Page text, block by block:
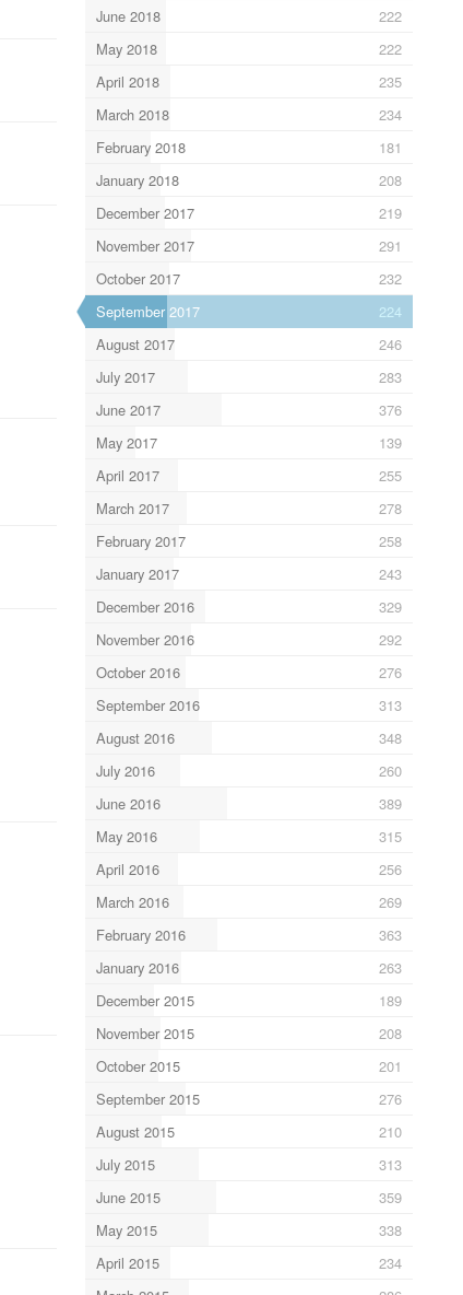
June 2018
222
May 2018
222
April 2018
235
March 2018
234
February 2018
181
January 2018
208
December 2017
219
November 2017
291
October 2017
232
September 2017
224
August 2017
246
July 2017
283
June 2017
376
May 2017
139
April 2017
255
March 2017
278
February 2017
258
January 2017
243
December 2016
329
November 2016
292
October 2016
276
September 2016
313
August 2016
348
July 2016
260
June 2016
389
May 2016
315
April 2016
256
March 2016
269
February 2016
363
January 2016
263
December 2015
189
November 2015
208
October 2015
201
September 2015
276
August 2015
210
July 2015
313
June 2015
359
May 2015
338
April 2015
234